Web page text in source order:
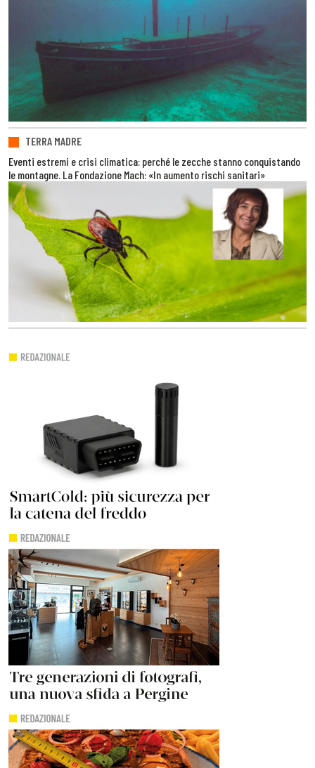
TERRA MADRE
Eventi estremi e crisi climatica: perché le zecche stanno conquistando
le montagne. La Fondazione Mach: «In aumento rischi sanitari»